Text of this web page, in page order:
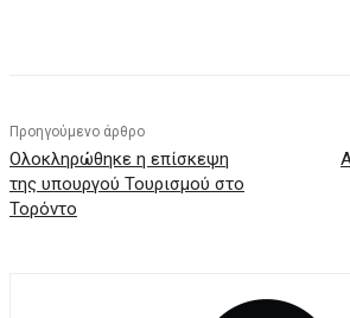
Προηγούμενο άρθρο
Ολοκληρώθηκε η επίσκεψη
της υπουργού Τουρισμού στο
Τορόντο